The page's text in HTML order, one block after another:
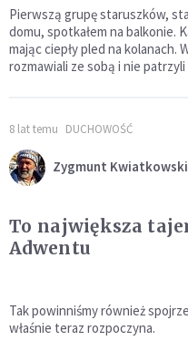
Pierwszą grupę staruszków,
domu, spotkałem na balkonie.
mając ciepły pled na kolanach.
rozmawiali ze sobą i nie patrzyli
8 lat temu DUCHOWOŚĆ
Zygmunt Kwiatkowski
To największa
Adwentu
Tak powinniśmy również
właśnie teraz rozpoczyna.